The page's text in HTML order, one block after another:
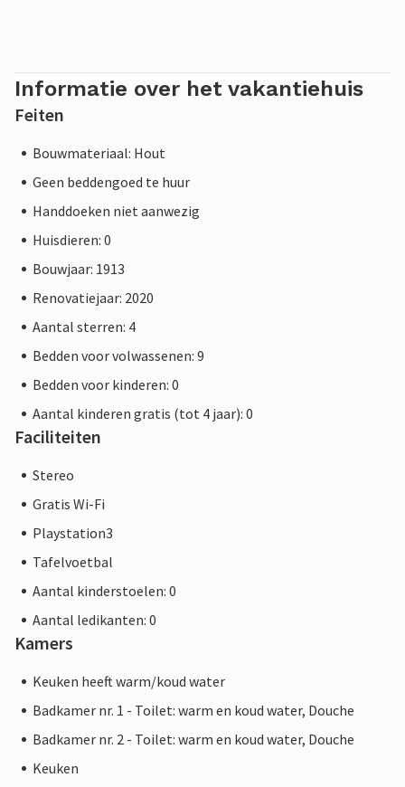
Informatie over het vakantiehuis
Feiten
Bouwmateriaal: Hout
Geen beddengoed te huur
Handdoeken niet aanwezig
Huisdieren: 0
Bouwjaar: 1913
Renovatiejaar: 2020
Aantal sterren: 4
Bedden voor volwassenen: 9
Bedden voor kinderen: 0
Aantal kinderen gratis (tot 4 jaar): 0
Faciliteiten
Stereo
Gratis Wi-Fi
Playstation3
Tafelvoetbal
Aantal kinderstoelen: 0
Aantal ledikanten: 0
Kamers
Keuken heeft warm/koud water
Badkamer nr. 1 - Toilet: warm en koud water, Douche
Badkamer nr. 2 - Toilet: warm en koud water, Douche
Keuken